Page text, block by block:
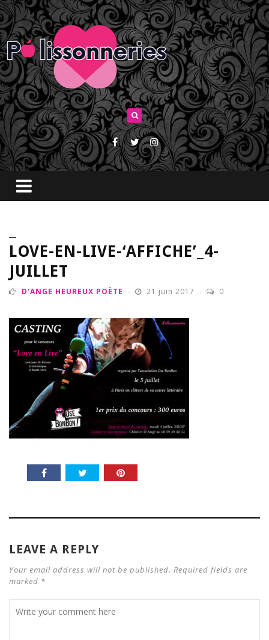
LOVE-EN-LIVE-‘AFFICHE’_4-
JUILLET
D'ANGE HEUREUX POÈTE 21 juin 2017 0
LEAVE A REPLY
Your email address will not be published. Required fields are
marked *